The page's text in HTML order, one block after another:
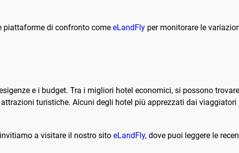
piattaforme di confronto come eLandFly per monitorare le
e i budget. Tra i migliori hotel economici, si possono
turistiche. Alcuni degli hotel più apprezzati dai
a visitare il nostro sito eLandFly, dove puoi leggere le